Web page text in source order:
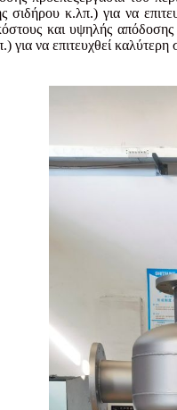
σιδήρου κ.λπ.) για να
και υψηλής απόδοσης
για να επιτευχθεί